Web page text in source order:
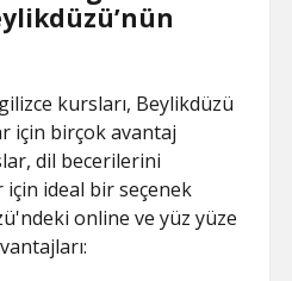
kursları, Beylikdüzü
için birçok avantaj
dil becerilerini
ideal bir seçenek
online ve yüz yüze